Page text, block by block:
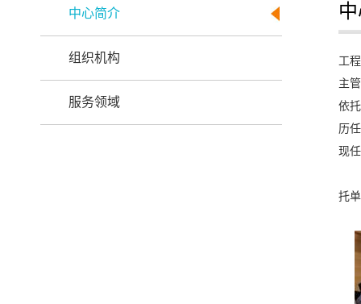
中心简介
组织机构
服务领域
工
主
依
历
现
托